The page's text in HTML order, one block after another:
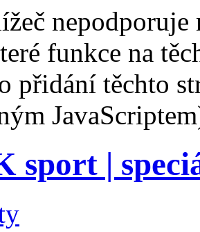
nepodporuje
funkce na
přidání těchto
sport |